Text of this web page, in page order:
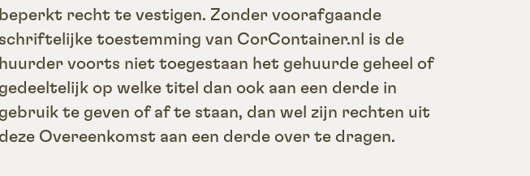
beperkt recht te vestigen. Zonder voorafgaande
schriftelijke toestemming van CorContainer.nl is de
huurder voorts niet toegestaan het gehuurde geheel of
gedeeltelijk op welke titel dan ook aan een derde in
gebruik te geven of af te staan, dan wel zijn rechten uit
deze Overeenkomst aan een derde over te dragen.